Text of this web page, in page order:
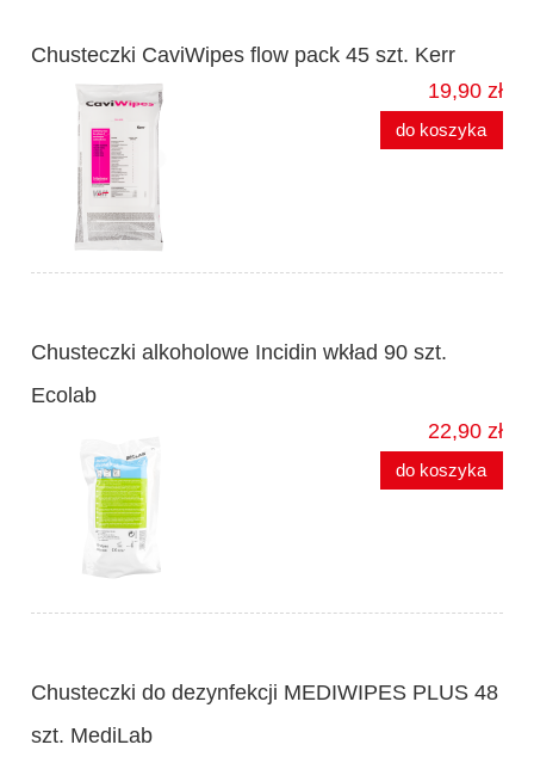
Chusteczki CaviWipes flow pack 45 szt. Kerr
19,90 zł
do koszyka
Chusteczki alkoholowe Incidin wkład 90 szt.
Ecolab
22,90 zł
do koszyka
Chusteczki do dezynfekcji MEDIWIPES PLUS 48
szt. MediLab